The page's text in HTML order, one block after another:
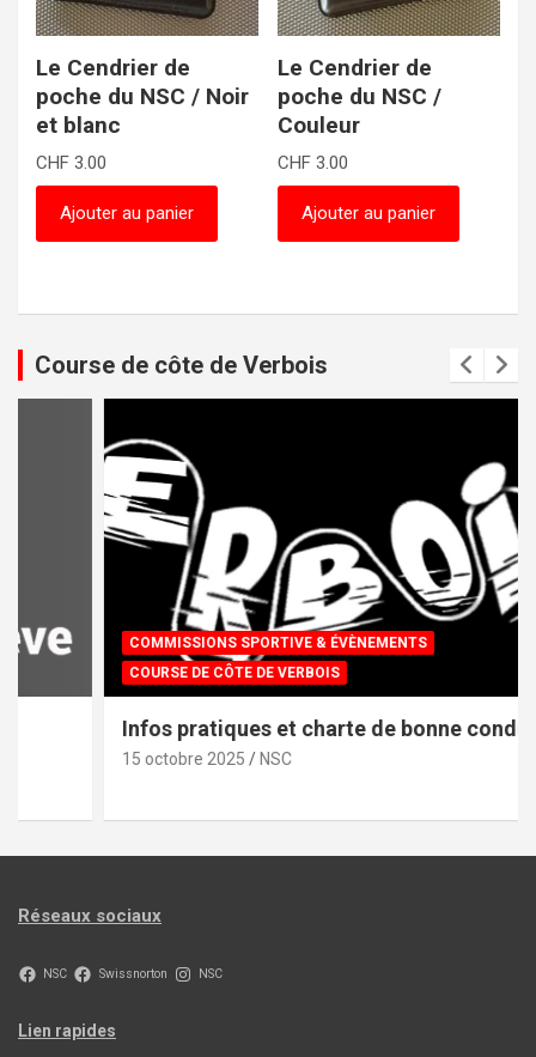
Le Cendrier de
poche du NSC / Noir
et blanc
CHF 3.00
Ajouter au panier
Le Cendrier de
poche du NSC /
Couleur
CHF3.00
Ajouter au panier
Course de côte de Verbois
COMMISSIONS SPORTIVE & ÉVÈNEMENTS
COURSE DE CÔTE DE VERBOIS
Infos pratiques et charte de bonne conduite
15 octobre 2025 NSC
Réseaux sociaux
NSC Swissnorton NSC
Lien rapides